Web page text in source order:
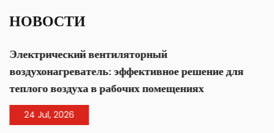
НОВОСТИ
Электрический вентиляторный
воздухонагреватель: эффективное решение для
теплого воздуха в рабочих помещениях
24 Jul, 2026